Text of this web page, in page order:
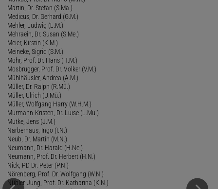
Martin, Dr. Stefan (S.Ma.)
Medicus, Dr. Gerhard (G.M.)
Mehler, Ludwig (L.M.)
Mehraein, Dr. Susan (S.Me.)
Meier, Kirstin (K.M.)
Meineke, Sigrid (S.M.)
Mohr, Prof. Dr. Hans (H.M.)
Mosbrugger, Prof. Dr. Volker (V.M.)
Mühlhäusler, Andrea (A.M.)
Müller, Dr. Ralph (R.Mü.)
Müller, Ulrich (U.Mü.)
Müller, Wolfgang Harry (W.H.M.)
Murmann-Kristen, Dr. Luise (L.Mu.)
Mutke, Jens (J.M.)
Narberhaus, Ingo (I.N.)
Neub, Dr. Martin (M.N.)
Neumann, Dr. Harald (H.Ne.)
Neumann, Prof. Dr. Herbert (H.N.)
Nick, PD Dr. Peter (P.N.)
Nörenberg, Prof. Dr. Wolfgang (W.N.)
Nübler-Jung, Prof. Dr. Katharina (K.N.)